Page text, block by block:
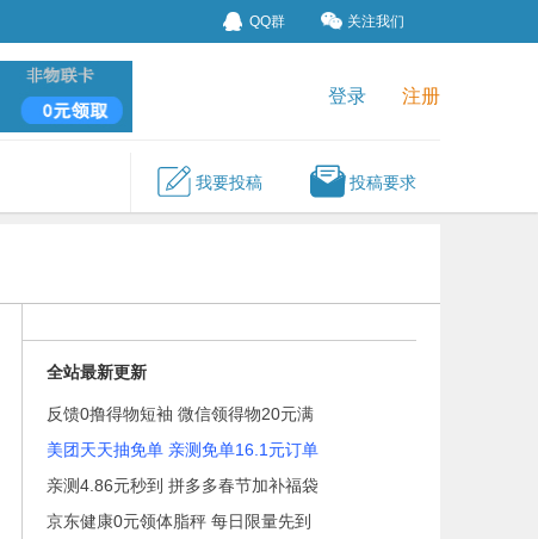
QQ群 关注我们
登录 注册
我要投稿 投稿要求
全站最新更新
反馈0撸得物短袖 微信领得物20元满
美团天天抽免单 亲测免单16.1元订单
亲测4.86元秒到 拼多多春节加补福袋
京东健康0元领体脂秤 每日限量先到